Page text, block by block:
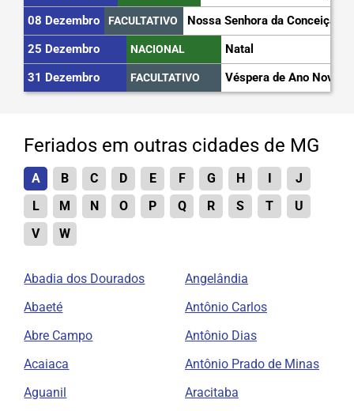
08 Dezembro
FACULTATIVO
Nossa Senhora da Conceição
25 Dezembro
NACIONAL
Natal
31 Dezembro
FACULTATIVO Véspera de Ano Novo
Feriados em outras cidades de MG
A B C D E F G H I
J
L
M N O P Q R S T
U
V
W
Abadia dos Dourados
Abaeté
Abre Campo
Acaiaca
Aguanil
Angelândia
Antônio Carlos
Antônio Dias
Antônio Prado de Minas
Aracitaba